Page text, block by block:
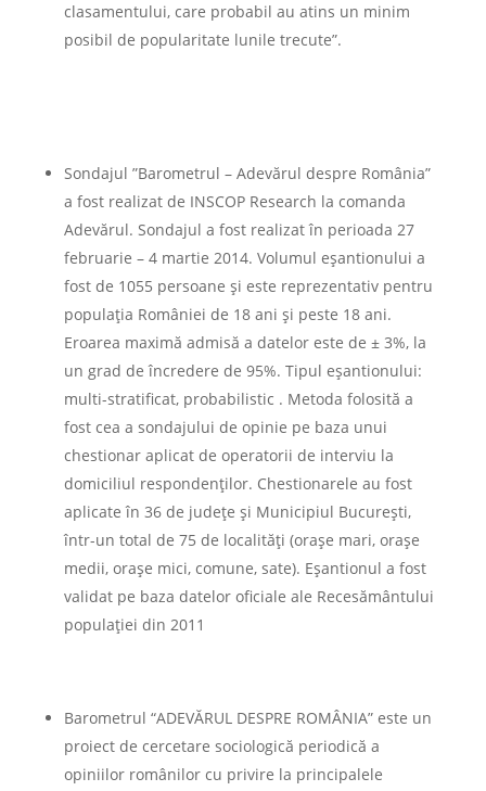
clasamentului, care probabil au atins un minim
posibil de popularitate lunile trecute”.
Sondajul ”Barometrul – Adevărul despre România”
a fost realizat de INSCOP Research la comanda
Adevărul. Sondajul a fost realizat în perioada 27
februarie – 4 martie 2014. Volumul eșantionului a
fost de 1055 persoane și este reprezentativ pentru
populația României de 18 ani și peste 18 ani.
Eroarea maximă admisă a datelor este de ± 3%, la
un grad de încredere de 95%. Tipul eșantionului:
multi-stratificat, probabilistic . Metoda folosită a
fost cea a sondajului de opinie pe baza unui
chestionar aplicat de operatorii de interviu la
domiciliul respondenţilor. Chestionarele au fost
aplicate în 36 de județe și Municipiul București,
într-un total de 75 de localități (orașe mari, orașe
medii, orașe mici, comune, sate). Eșantionul a fost
validat pe baza datelor oficiale ale Recesământului
populației din 2011
Barometrul “ADEVĂRUL DESPRE ROMÂNIA” este un
proiect de cercetare sociologică periodică a
opiniilor românilor cu privire la principalele